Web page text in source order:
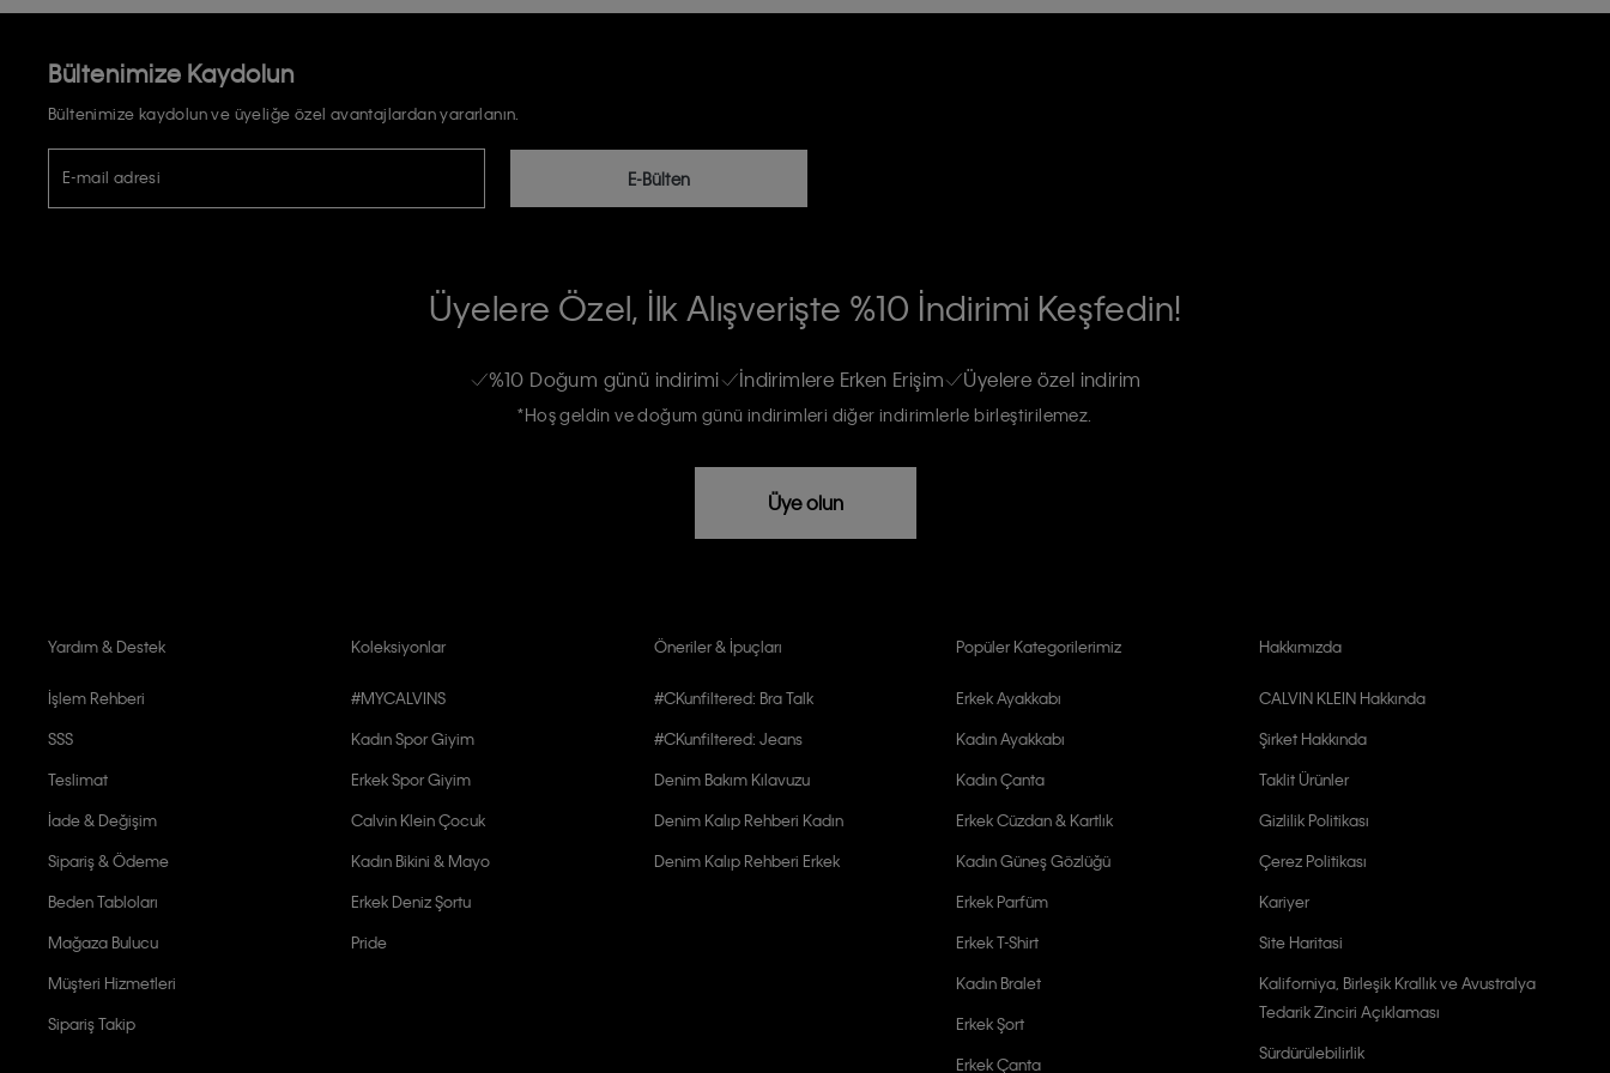
Bültenimize Kaydolun
Bültenimize kaydolun ve üyeliğe özel avantajlardan yararlanın.
E-mail adresi E-Bülten
Calvin Klein e-bültenine abone olarak, kişisel verilerimin Calvin Klein tarafına gönderileceğinin ve güncel ürün,
Üyelere Özel, İlk Alışverişte %10 İndirimi Keşfedin!
%10 Doğum günü indirimi İndirimlere Erken Erişim Üyelere özel indirim
*Hoş geldin ve doğum günü indirimleri diğer indirimlerle birleştirilemez.
Üye olun
Yardım & Destek
İşlem Rehberi
SSS
Teslimat
İade & Değişim
Sipariş & Ödeme
Beden Tabloları
Mağaza Bulucu
Müşteri Hizmetleri
Sipariş Takip
Koleksiyonlar
#MYCALVINS
Kadın Spor Giyim
Erkek Spor Giyim
Calvin Klein Çocuk
Kadın Bikini & Mayo
Erkek Deniz Şortu
Pride
Öneriler & İpuçları
#CKunfiltered: Bra Talk
#CKunfiltered: Jeans
Denim Bakım Kılavuzu
Denim Kalıp Rehberi Kadın
Denim Kalıp Rehberi Erkek
Popüler Kategorilerimiz
Erkek Ayakkabı
Kadın Ayakkabı
Kadın Çanta
Erkek Cüzdan & Kartlık
Kadın Güneş Gözlüğü
Erkek Parfüm
Erkek T-Shirt
Kadın Bralet
Erkek Şort
Erkek Çanta
Hakkımızda
CALVIN KLEIN Hakkında
Şirket Hakkında
Taklit Ürünler
Gizlilik Politikası
Çerez Politikası
Kariyer
Site Haritasi
Kaliforniya, Birleşik Krallık ve Avustralya
Tedarik Zinciri Açıklaması
Sürdürülebilirlik